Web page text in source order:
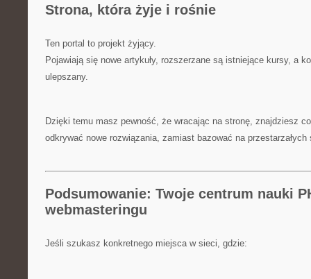
Strona, która żyje i rośnie
Ten portal to projekt żyjący.
Pojawiają się nowe artykuły, rozszerzane są istniejące kursy, a
ulepszany.
Dzięki temu masz pewność, że wracając na stronę, znajdziesz
odkrywać nowe rozwiązania, zamiast bazować na przestarzałych
Podsumowanie: Twoje centrum nauki
webmasteringu
Jeśli szukasz konkretnego miejsca w sieci, gdzie: